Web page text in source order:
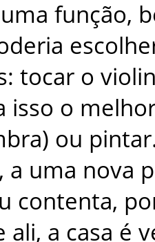
uma função,
: tocar o
isso o
) ou pintar
, a uma nova
contenta,
ali, a casa é